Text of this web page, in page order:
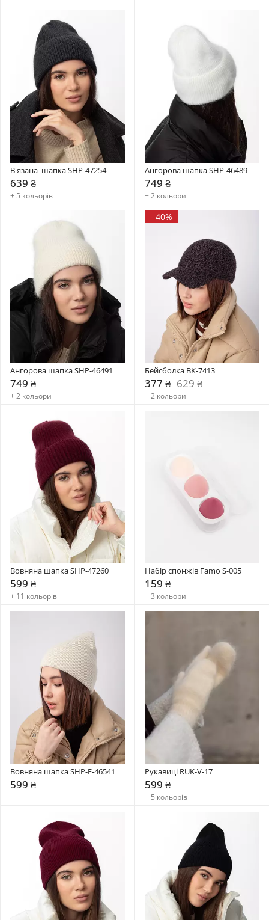
В'язана  шапка SHP-47254
639 ₴
+ 5 кольорів
Ангорова шапка SHP-46489
749 ₴
+ 2 кольори
Ангорова шапка SHP-46491
749 ₴
+ 2 кольори
- 40%
Бейсболка BK-7413
377 ₴ 629 ₴
+ 2 кольори
Вовняна шапка SHP-47260
599 ₴
+ 11 кольорів
Набір спонжів Famo S-005
159 ₴
+ 3 кольори
Вовняна шапка SHP-F-46541
599 ₴
Рукавиці RUK-V-17
599 ₴
+ 5 кольорів